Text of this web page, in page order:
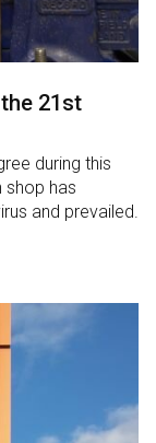
21st
during this
shop has
and prevailed.